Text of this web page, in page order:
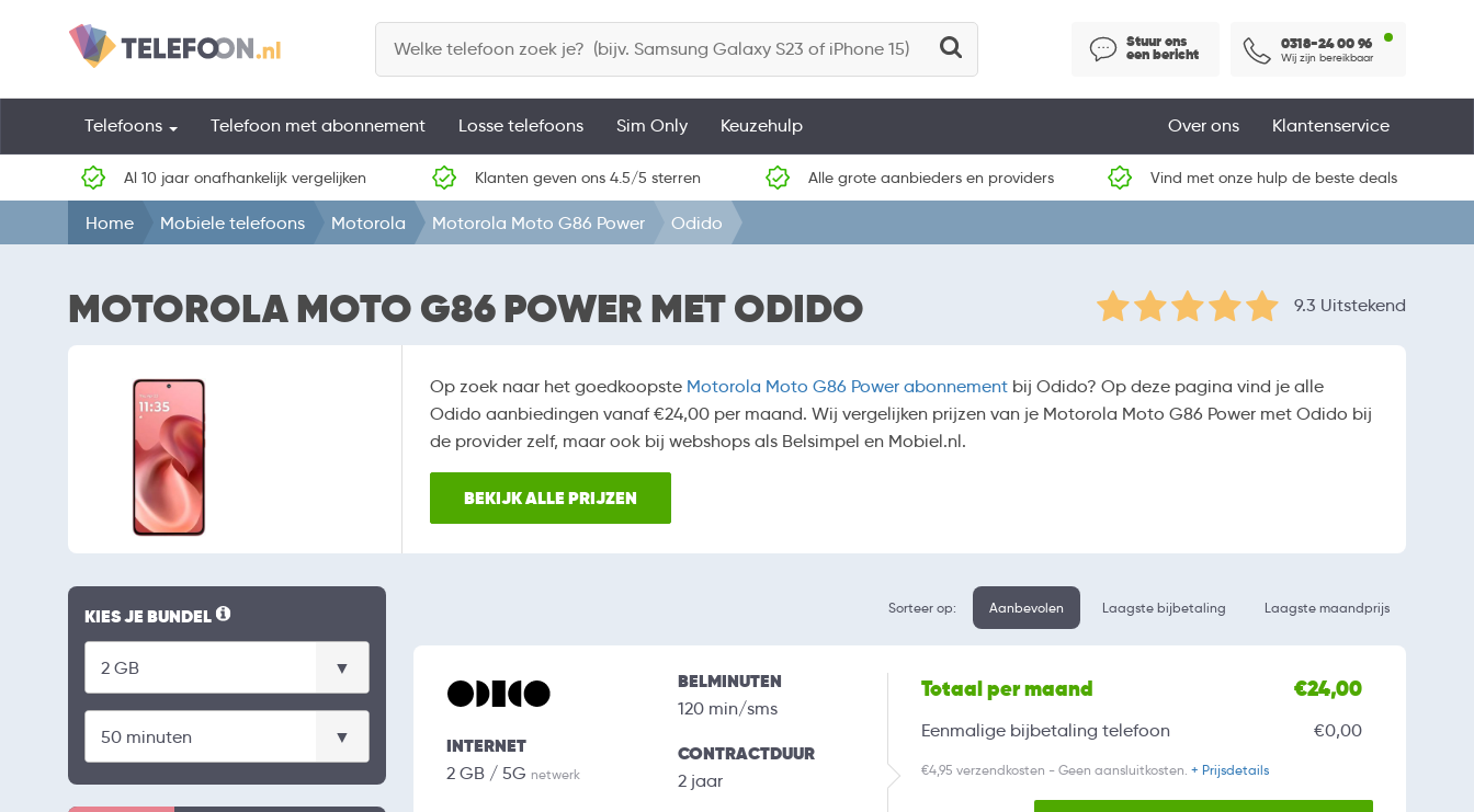
Stuur ons
een bericht
0318-24 00 96
Wij zijn bereikbaar
Telefoons Telefoon met abonnement Losse telefoons Sim Only Keuzehulp Klantenservice
Over ons
Al 10 jaar onafhankelijk vergelijken Klanten geven ons 4.5/5 sterren Alle grote aanbieders en providers Vind met onze hulp de beste deals
Home Mobiele telefoons Motorola Motorola Moto G86 Power Odido
MOTOROLA MOTO G86 POWER MET ODIDO 9.3 Uitstekend
Op zoek naar het goedkoopste Motorola Moto G86 Power abonnement bij Odido? Op deze pagina vind je alle
Odido aanbiedingen vanaf €24,00 per maand. Wij vergelijken prijzen van je Motorola Moto G86 Power met Odido bij
de provider zelf, maar ook bij webshops als Belsimpel en Mobiel.nl.
BEKIJK ALLE PRIJZEN
KIES JE BUNDEL Laagste maandprijs
Laagste bijbetaling
Aanbevolen
Sorteer op:
INTERNET
2 GB / 5G netwerk
BELMINUTEN
120 min/sms
CONTRACTDUUR
2 jaar
Totaal per maand €24,00
Eenmalige bijbetaling telefoon €0,00
€4,95 verzendkosten - Geen aansluitkosten. + Prijsdetails